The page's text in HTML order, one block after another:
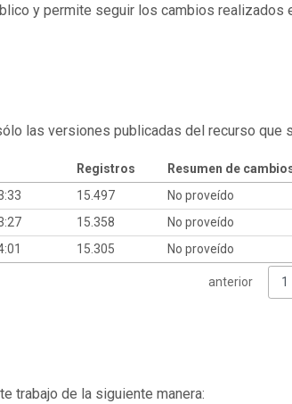
y permite seguir los cambios realizados
las versiones publicadas del recurso que
Registros
Resumen de
15.497
No proveído
15.358
No proveído
15.305 No proveído
anterior 1
trabajo de la siguiente manera: